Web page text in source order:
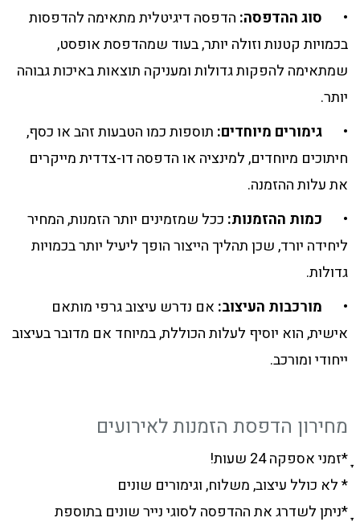
סוג ההדפסה:הדפסה דיגיטלית מתאימה להדפסות
בכמויות קטנות וזולה יותר, בעוד שמהדפסת אופסט,
שמתאימה להפקות גדולות ומעניקה תוצאות באיכות גבוהה
יותר.
גימורים מיוחדים:תוספות כמו הטבעות זהב או כסף,
חיתוכים מיוחדים, למינציה או הדפסה דו-צדדית מייקרים
את עלות ההזמנה.
כמות ההזמנות:ככל שמזמינים יותר הזמנות, המחיר
ליחידה יורד, שכן תהליך הייצור הופך ליעיל יותר בכמויות
גדולות.
מורכבות העיצוב:אם נדרש עיצוב גרפי מותאם
אישית, הוא יוסיף לעלות הכוללת, במיוחד אם מדובר בעיצוב
ייחודי ומורכב.
מחירון הדפסת הזמנות לאירועים
ָָ*זמני אספקה 24 שעות!
* לא כולל עיצוב, משלוח, וגימורים שונים
ָָ*ניתן לשדרג את ההדפסה לסוגי נייר שונים בתוספת